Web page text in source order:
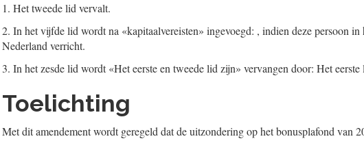
1. Het tweede lid vervalt.
2. In het vijfde lid wordt na «kapitaalvereisten» ingevoegd: , indien deze persoon
Nederland verricht.
3. In het zesde lid wordt «Het eerste en tweede lid zijn» vervangen door: Het eerste
Toelichting
Met dit amendement wordt geregeld dat de uitzondering op het bonusplafond van